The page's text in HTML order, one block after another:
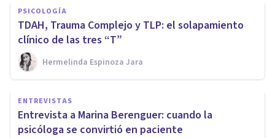
PSICOLOGÍA
TDAH, Trauma Complejo y TLP: el solapamiento
clínico de las tres “T”
Hermelinda Espinoza Jara
ENTREVISTAS
Entrevista a Marina Berenguer: cuando la
psicóloga se convirtió en paciente